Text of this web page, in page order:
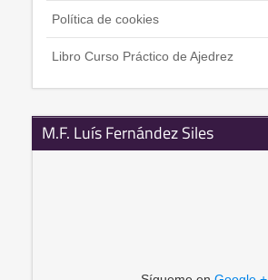
Política de cookies
Libro Curso Práctico de Ajedrez
M.F. Luís Fernández Siles